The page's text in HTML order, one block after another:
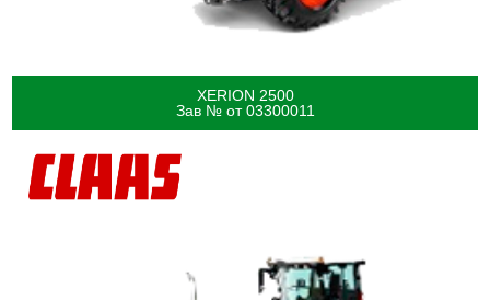
XERION 2500
Зав № от 03300011